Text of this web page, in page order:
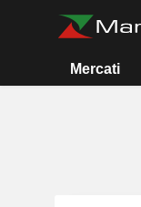
Mercati